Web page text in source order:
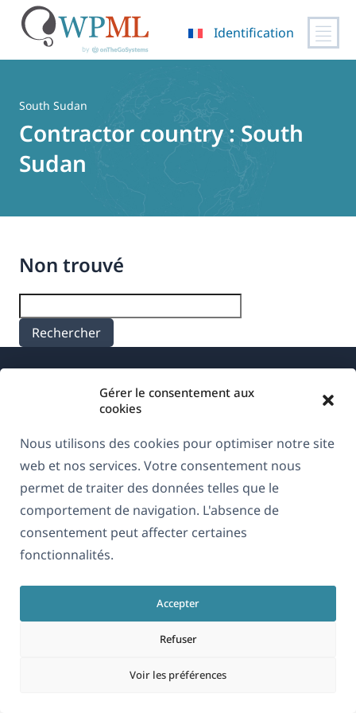
Gérer le consentement aux
cookies
Nous utilisons des cookies pour optimiser notre site
web et nos services. Votre consentement nous
permet de traiter des données telles que le
comportement de navigation. L'absence de
consentement peut affecter certaines
fonctionnalités.
Accepter
Refuser
Voir les préférences
contenu
Identification
South Sudan
Contractor country : South
Sudan
Non trouvé
OnTheGoSystems Limited
Français
À propos de WPML
RGPD & Politique de confidentialité
Rejoignez notre équipe(s'ouvre
(s'ouvre
une
nouvelle
fenêtre)
(s'ouvre
une
nouvelle
fenêtre)
(s'ouvre
une
fenêtre)